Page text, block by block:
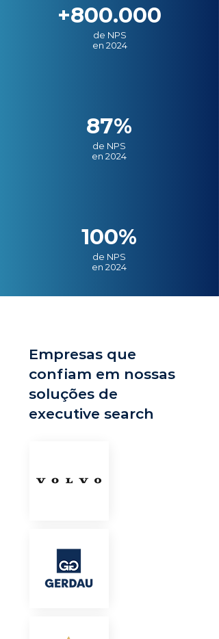
+800.000
de NPS
en 2024
87%
de NPS
en 2024
100%
de NPS
en 2024
Empresas que
confiam em nossas
soluções de
executive search